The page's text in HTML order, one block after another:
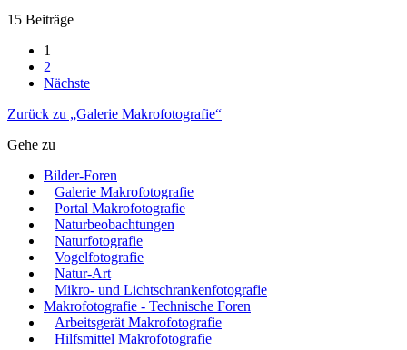
15 Beiträge
1
2
Nächste
Zurück zu „Galerie Makrofotografie“
Gehe zu
Bilder-Foren
Galerie Makrofotografie
Portal Makrofotografie
Naturbeobachtungen
Naturfotografie
Vogelfotografie
Natur-Art
Mikro- und Lichtschrankenfotografie
Makrofotografie - Technische Foren
Arbeitsgerät Makrofotografie
Hilfsmittel Makrofotografie